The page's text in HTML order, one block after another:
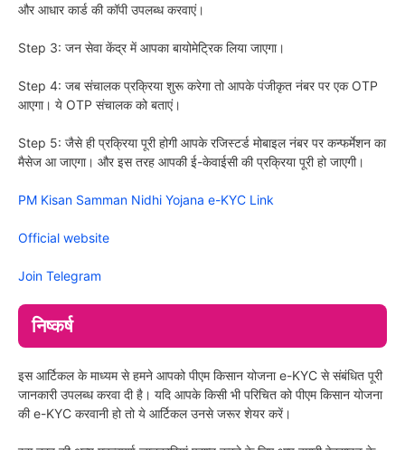
और आधार कार्ड की कॉपी उपलब्ध करवाएं।
Step 3: जन सेवा केंद्र में आपका बायोमेट्रिक लिया जाएगा।
Step 4: जब संचालक प्रक्रिया शुरू करेगा तो आपके पंजीकृत नंबर पर एक OTP
आएगा। ये OTP संचालक को बताएं।
Step 5: जैसे ही प्रक्रिया पूरी होगी आपके रजिस्टर्ड मोबाइल नंबर पर कन्फर्मेशन का
मैसेज आ जाएगा। और इस तरह आपकी ई-केवाईसी की प्रक्रिया पूरी हो जाएगी।
PM Kisan Samman Nidhi Yojana e-KYC Link
Official website
Join Telegram
निष्कर्ष
इस आर्टिकल के माध्यम से हमने आपको पीएम किसान योजना e-KYC से संबंधित पूरी
जानकारी उपलब्ध करवा दी है। यदि आपके किसी भी परिचित को पीएम किसान योजना
की e-KYC करवानी हो तो ये आर्टिकल उनसे जरूर शेयर करें।